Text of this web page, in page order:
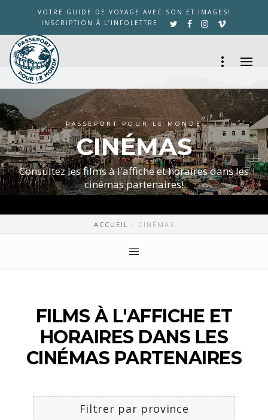
VOTRE GUIDE DE VOYAGE AVEC SON ET IMAGES!
INSCRIPTION À L’INFOLETTRE
PASSEPORT POUR LE MONDE
CINÉMAS
Consultez les films à l'affiche et horaires dans les
cinémas partenaires!
ACCUEIL CINÉMAS
FILMS À L'AFFICHE ET
HORAIRES DANS LES
CINÉMAS PARTENAIRES
Filtrer par province